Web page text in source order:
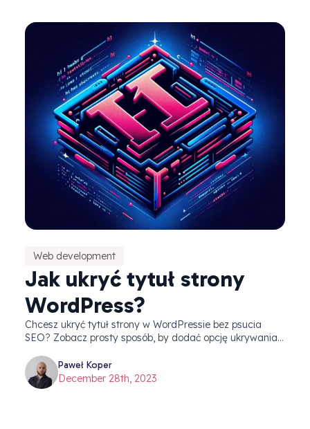
Web development
Jak ukryć tytuł strony
WordPress?
Chcesz ukryć tytuł strony w WordPressie bez psucia
SEO? Zobacz prosty sposób, by dodać opcję ukrywania
Paweł Koper
December 28th, 2023